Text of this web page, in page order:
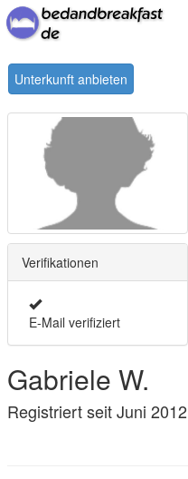
Unterkunft anbieten
Verifikationen
E-Mail verifiziert
Gabriele W.
Registriert seit Juni 2012